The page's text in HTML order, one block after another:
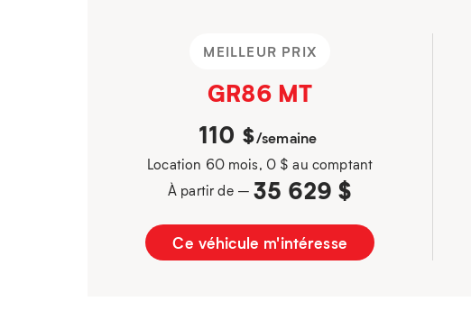
MEILLEUR PRIX
GR86 MT
110 $/semaine
Location 60 mois, 0 $ au comptant
À partir de –35 629 $
Ce véhicule m'intéresse